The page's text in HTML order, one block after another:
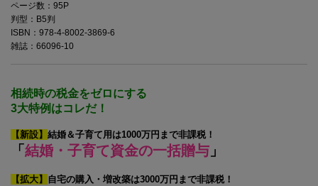
ページ数：95P
判型：B5判
ISBN：978-4-8002-3869-6
雑誌：66096-10
相続時の税金をゼロにする
3大特例はコレだ！
【新設】 結婚＆子育て用は1000万円まで非課税！
「 結婚・子育て資金の一括贈与 」
【拡大】 自宅の購入・増改築は3000万円まで非課税！